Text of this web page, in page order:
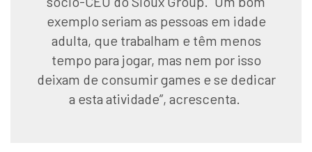
exemplo seriam as pessoas em idade
adulta, que trabalham e têm menos
tempo para jogar, mas nem por isso
deixam de consumir games e se dedicar
a esta atividade”, acrescenta.